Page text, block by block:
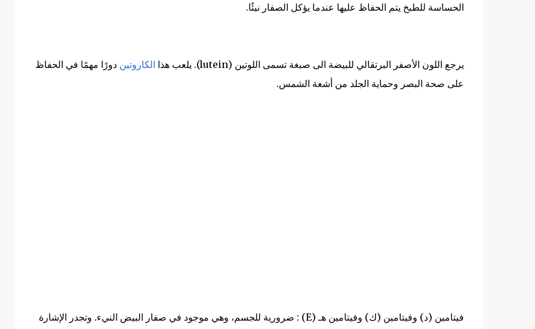
الحساسة للطبخ يتم الحفاظ عليها عندما يؤكل الصفار نيئًا.
يرجع اللون الأصفر البرتقالي للبيضة الى صبغة تسمى اللوتين (lutein). يلعب هذا الكاروتين دورًا مهمًا في الحفاظ
على صحة البصر وحماية الجلد من أشعة الشمس.
فيتامين (د) وفيتامين (ك) وفيتامين هـ (E) : ضرورية للجسم، وهي موجود في صفار البيض النيء. وتجدر الإشارة